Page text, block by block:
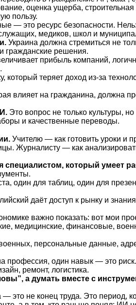
оценка ущерба, строительная
пользу.
— это ресурс безопасности.
медиков, школ и
Украина должна стремиться не
гражданские решения.
прибыль компаний,
который теряет доход из-за
влияет на гражданина, должна
Это вопрос не только культуры,
и качественные переводы.
Учителю — как готовить уроки и
Журналисту — как
специалистом, который умеет
один для таблиц, один для
даёт доступ к рынку и
важно показать: вот мои
медицинские, финансовые,
персональные данные,
профессия, один навык — это
ремонт, логистика.
а думать вместе с
это не конец труда. Это период,